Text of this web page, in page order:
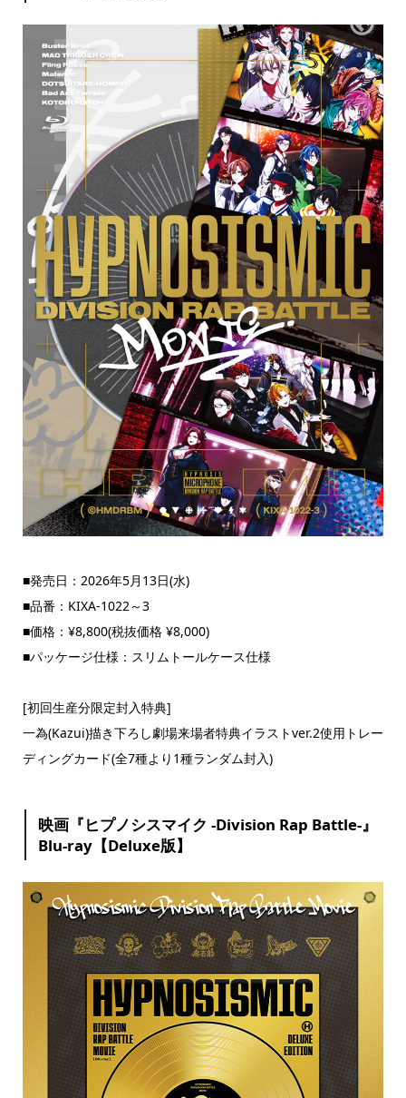
■発売日：2026年5月13日(水)
■品番：KIXA-1022～3
■価格：¥8,800(税抜価格 ¥8,000)
■パッケージ仕様：スリムトールケース仕様
[初回生産分限定封入特典]
一為(Kazui)描き下ろし劇場来場者特典イラストver.2使用トレー
ディングカード(全7種より1種ランダム封入)
映画『ヒプノシスマイク -Division Rap Battle-』
Blu-ray【Deluxe版】